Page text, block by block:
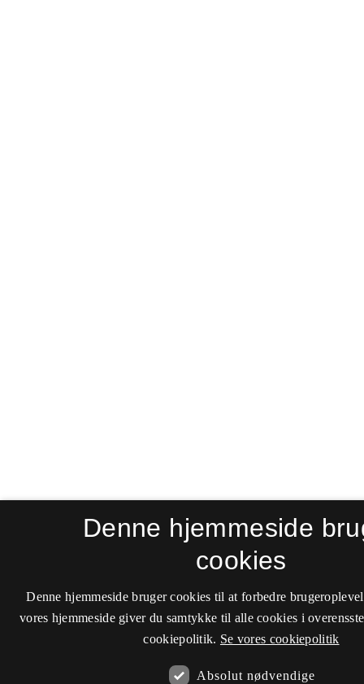
Denne hjemmeside
cookies
Denne hjemmeside bruger cookies til at forbedre
vores hjemmeside giver du samtykke til alle cookies i
cookiepolitik. Se vores cookiepolitik
Absolut nødvendige